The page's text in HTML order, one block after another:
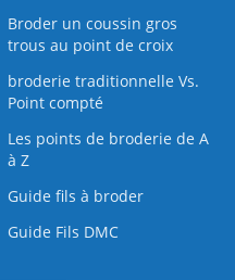
Broder un coussin gros
trous au point de croix
broderie traditionnelle Vs.
Point compté
Les points de broderie de A
à Z
Guide fils à broder
Guide Fils DMC